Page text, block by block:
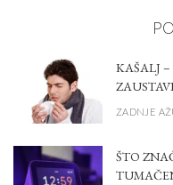
KAŠALJ
ZADNJE
ŠTO